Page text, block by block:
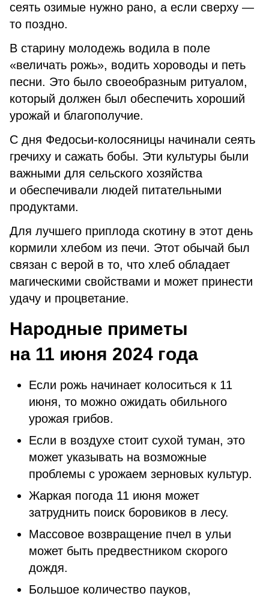
сеять озимые нужно рано, а если сверху —
то поздно.
В старину молодежь водила в поле
«величать рожь», водить хороводы и петь
песни. Это было своеобразным ритуалом,
который должен был обеспечить хороший
урожай и благополучие.
С дня Федосьи-колосяницы начинали сеять
гречиху и сажать бобы. Эти культуры были
важными для сельского хозяйства
и обеспечивали людей питательными
продуктами.
Для лучшего приплода скотину в этот день
кормили хлебом из печи. Этот обычай был
связан с верой в то, что хлеб обладает
магическими свойствами и может принести
удачу и процветание.
Народные приметы
на 11 июня 2024 года
Если рожь начинает колоситься к 11
июня, то можно ожидать обильного
урожая грибов.
Если в воздухе стоит сухой туман, это
может указывать на возможные
проблемы с урожаем зерновых культур.
Жаркая погода 11 июня может
затруднить поиск боровиков в лесу.
Массовое возвращение пчел в ульи
может быть предвестником скорого
дождя.
Большое количество пауков,